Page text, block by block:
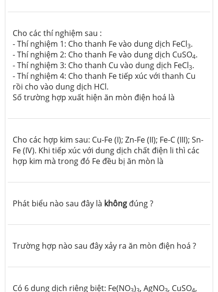
Cho các thí nghiệm sau :
- Thí nghiệm 1: Cho thanh Fe vào dung dịch FeCl3.
- Thí nghiệm 2: Cho thanh Fe vào dung dịch CuSO4.
- Thí nghiệm 3: Cho thanh Cu vào dung dịch FeCl3.
- Thí nghiệm 4: Cho thanh Fe tiếp xúc với thanh Cu
rồi cho vào dung dịch HCl.
Số trường hợp xuất hiện ăn mòn điện hoá là
Cho các hợp kim sau: Cu-Fe (I); Zn-Fe (II); Fe-C (III); Sn-
Fe (IV). Khi tiếp xúc với dung dịch chất điện li thì các
hợp kim mà trong đó Fe đều bị ăn mòn là
Phát biểu nào sau đây là không đúng ?
Trường hợp nào sau đây xảy ra ăn mòn điện hoá ?
Có 6 dung dịch riêng biệt: Fe(NO ) , AgNO , CuSO ,